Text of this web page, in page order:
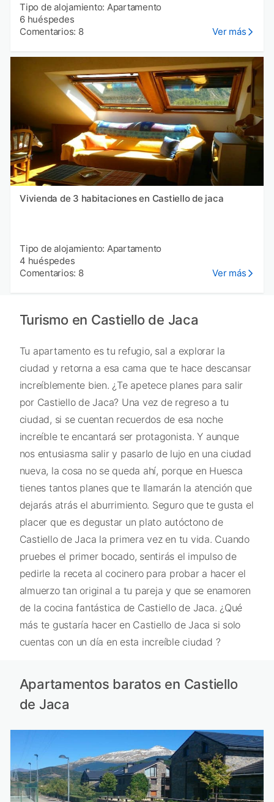
Tipo de alojamiento: Apartamento
6 huéspedes
Comentarios: 8
Ver más
Vivienda de 3 habitaciones en Castiello de jaca
Tipo de alojamiento: Apartamento
4 huéspedes
Comentarios: 8
Ver más
Turismo en Castiello de Jaca
Tu apartamento es tu refugio, sal a explorar la
ciudad y retorna a esa cama que te hace descansar
increíblemente bien. ¿Te apetece planes para salir
por Castiello de Jaca? Una vez de regreso a tu
ciudad, si se cuentan recuerdos de esa noche
increíble te encantará ser protagonista. Y aunque
nos entusiasma salir y pasarlo de lujo en una ciudad
nueva, la cosa no se queda ahí, porque en Huesca
tienes tantos planes que te llamarán la atención que
dejarás atrás el aburrimiento. Seguro que te gusta el
placer que es degustar un plato autóctono de
Castiello de Jaca la primera vez en tu vida. Cuando
pruebes el primer bocado, sentirás el impulso de
pedirle la receta al cocinero para probar a hacer el
almuerzo tan original a tu pareja y que se enamoren
de la cocina fantástica de Castiello de Jaca. ¿Qué
más te gustaría hacer en Castiello de Jaca si solo
cuentas con un día en esta increíble ciudad ?
Apartamentos baratos en Castiello
de Jaca